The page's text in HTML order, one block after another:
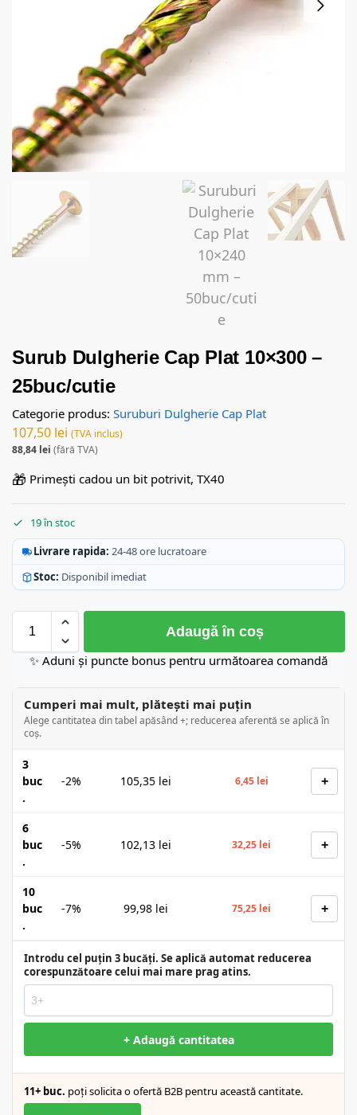
Surub Dulgherie Cap Plat 10×300 –
25buc/cutie
Categorie produs: Suruburi Dulgherie Cap Plat
107,50 lei (TVA inclus)
88,84 lei (fără TVA)
🎁 Primești cadou un bit potrivit, TX40
19 în stoc
Livrare rapida: 24-48 ore lucratoare
Stoc: Disponibil imediat
Adaugă în coș
✨ Aduni și puncte bonus pentru următoarea comandă
Cumperi mai mult, plătești mai puțin
Alege cantitatea din tabel apăsând +; reducerea aferentă se aplică în
coș.
3
buc
.
-2% 105,35 lei 6,45 lei +
6
buc
.
-5% 102,13 lei 32,25 lei +
10
buc
.
-7% 99,98 lei 75,25 lei +
Introdu cel puțin 3 bucăți. Se aplică automat reducerea
corespunzătoare celui mai mare prag atins.
+ Adaugă cantitatea
11+ buc. poți solicita o ofertă B2B pentru această cantitate.